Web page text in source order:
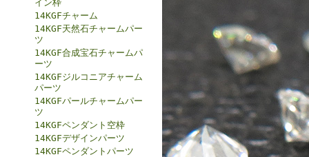
イン枠
14KGFチャーム
14KGF天然石チャームパー
ツ
14KGF合成宝石チャームパ
ーツ
14KGFジルコニアチャーム
パーツ
14KGFパールチャームパー
ツ
14KGFペンダント空枠
14KGFデザインパーツ
14KGFペンダントパーツ